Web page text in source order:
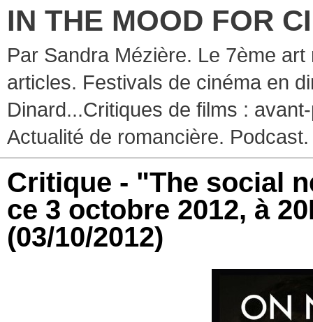
IN THE MOOD FOR
Par Sandra Mézière. Le 7ème
articles. Festivals de cinéma en
Dinard...Critiques de films :
Actualité de romancière. Podcast.
Critique - "The social
ce 3 octobre 2012, à
(03/10/2012)